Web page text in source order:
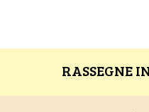
RASSEGNE